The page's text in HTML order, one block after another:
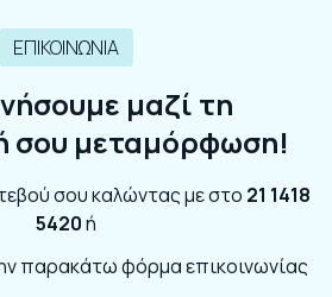
ΕΠΙΚΟΙΝΩΝΙΑ
μαζί τη
σου μεταμόρφωση!
σου καλώντας με στο 21 1418
5420ή
παρακάτω φόρμα επικοινωνίας